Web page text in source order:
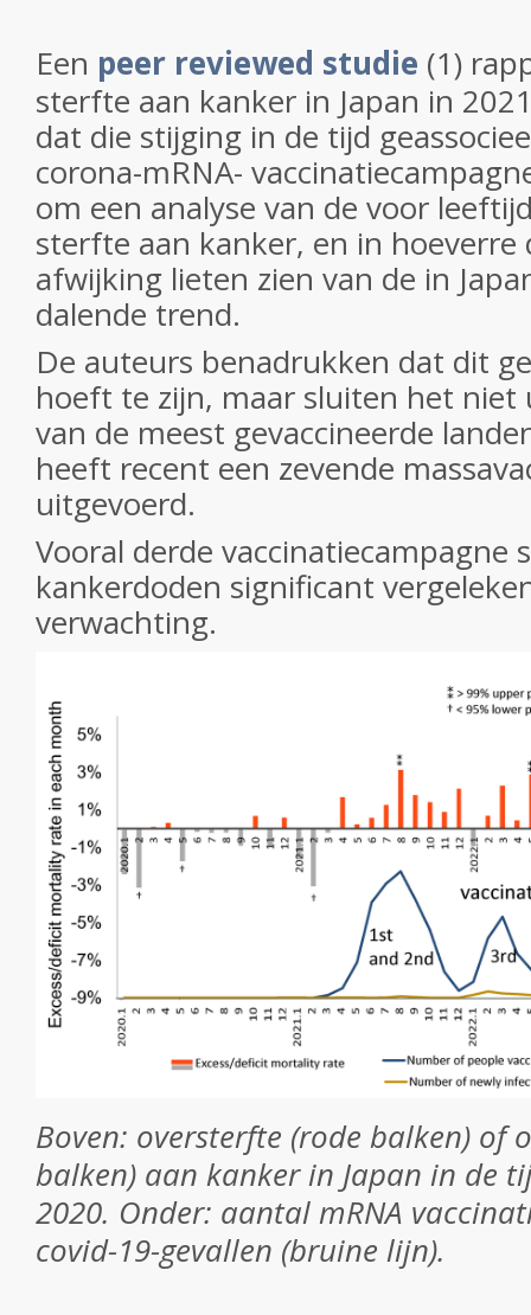
Een peer reviewed studie (1)
sterfte aan kanker in Japan in
dat die stijging in de tijd
corona-mRNA-
om een analyse van de voor
sterfte aan kanker, en in hoeverre
afwijking lieten zien van de in
dalende trend.
De auteurs benadrukken dat dit
hoeft te zijn, maar sluiten het niet
van de meest gevaccineerde
heeft recent een zevende
uitgevoerd.
Vooral derde vaccinatiecampagne
kankerdoden significant
verwachting.
Boven: oversterfte (rode balken) of
balken) aan kanker in Japan in de
2020. Onder: aantal mRNA
covid-19-gevallen (bruine lijn).